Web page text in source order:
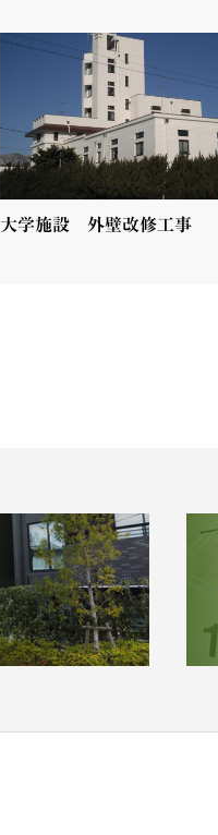
大学施設 外壁改修工事